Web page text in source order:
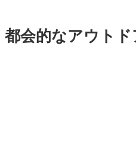
会的なアウト